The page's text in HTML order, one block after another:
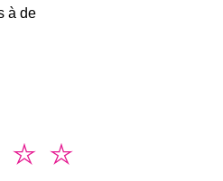
à de